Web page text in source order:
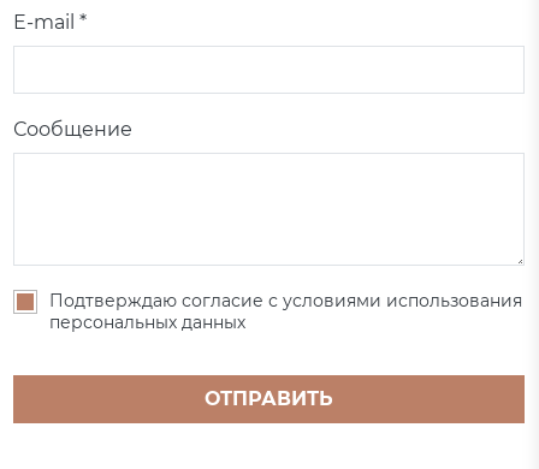
E-mail *
Сообщение
Подтверждаю согласие с условиями использования
персональных данных
ОТПРАВИТЬ